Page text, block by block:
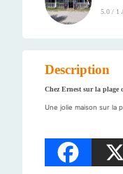
5.0 / 1
Description
Chez Ernest sur la plage
Une jolie maison sur la